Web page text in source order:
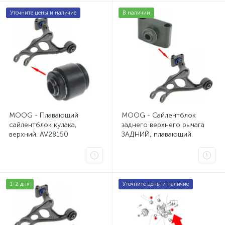
Втулки стабилизатора Opel Zafira A 1 1
Комплект для крепления крестовины Escalade
Крестовина кардана Hummer H3
Крестовина полуоси Jeep Grand Cherokee WJ 2
Кронштейн переднего моста Escalade Avalanche
Наконечник рулевой 300C, Magnum, Charger 1
Наконечник рулевой Cadillac CTS
Наконечник рулевой Cadillac SRX 3
Наконечник рулевой Chevrolet TrailBlazer 2
Уточните цены и наличие
MOOG - Плавающий
сайлентблок кулака,
верхний. AV28150
В наличии
MOOG - Сайлентблок
заднего верхнего рычага
ЗАДНИЙ, плавающий.
1-2 дня Уточните цены и наличие